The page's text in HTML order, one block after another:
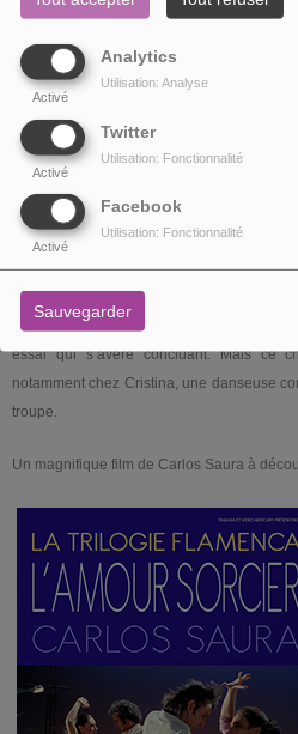
Analytics
Activé
Utilisation: Analyse
Twitter
Activé
Utilisation: Fonctionnalité
Facebook
Activé
Utilisation: Fonctionnalité
Sauvegarder
CARMEN
Antonio, un chorégraphe espagnol, doit
Carmen, le fameux opéra de Bizet. Mais
rôle principal. Après de nombreuses
dont le prénom est... Carmen! Antonio
essai qui s’avère concluant. Mais ce
notamment chez Cristina, une danseuse
troupe.
Un magnifique film de Carlos Saura à